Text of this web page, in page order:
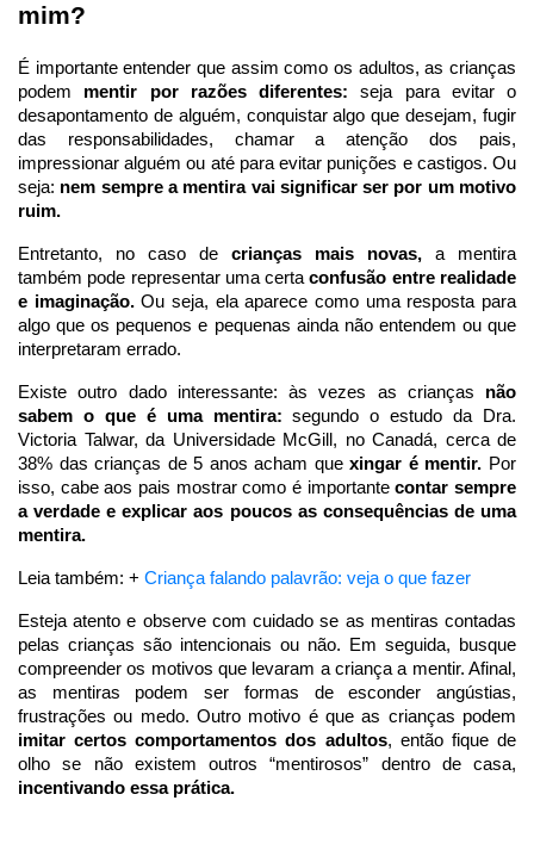
mim?
É importante entender que assim como os adultos, as crianças
podem mentir por razões diferentes: seja para evitar o
desapontamento de alguém, conquistar algo que desejam, fugir
das responsabilidades, chamar a atenção dos pais,
impressionar alguém ou até para evitar punições e castigos. Ou
seja: nem sempre a mentira vai significar ser por um motivo
ruim.
Entretanto, no caso de crianças mais novas, a mentira
também pode representar uma certa confusão entre realidade
e imaginação. Ou seja, ela aparece como uma resposta para
algo que os pequenos e pequenas ainda não entendem ou que
interpretaram errado.
Existe outro dado interessante: às vezes as crianças não
sabem o que é uma mentira: segundo o estudo da Dra.
Victoria Talwar, da Universidade McGill, no Canadá, cerca de
38% das crianças de 5 anos acham que xingar é mentir. Por
isso, cabe aos pais mostrar como é importante contar sempre
a verdade e explicar aos poucos as consequências de uma
mentira.
Leia também: + Criança falando palavrão: veja o que fazer
Esteja atento e observe com cuidado se as mentiras contadas
pelas crianças são intencionais ou não. Em seguida, busque
compreender os motivos que levaram a criança a mentir. Afinal,
as mentiras podem ser formas de esconder angústias,
frustrações ou medo. Outro motivo é que as crianças podem
imitar certos comportamentos dos adultos, então fique de
incentivando essa prática.